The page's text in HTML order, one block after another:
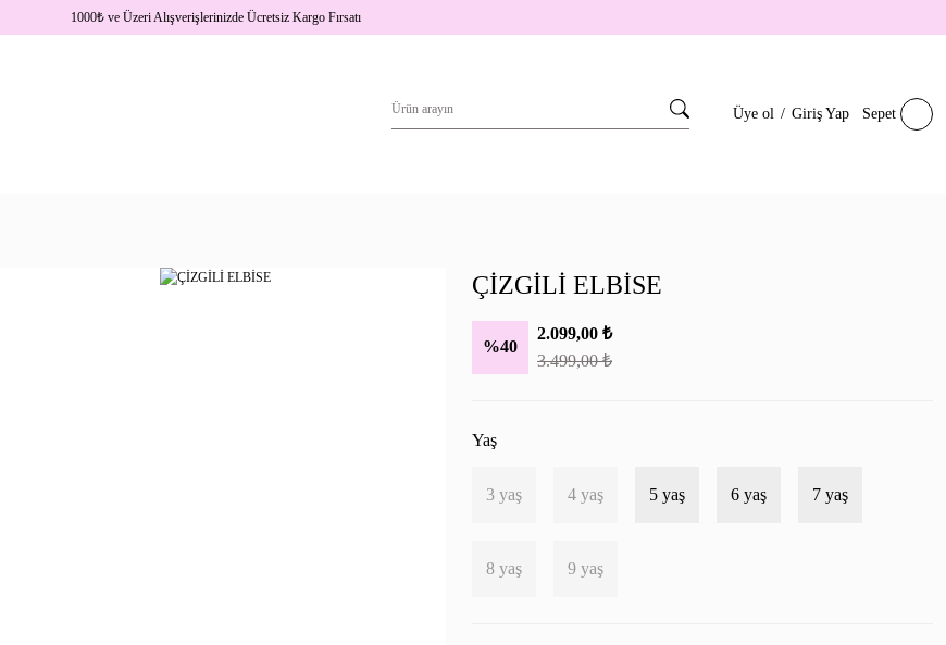
1000₺ve Üzeri Alışverişlerinizde Ücretsiz Kargo Fırsatı
Üye ol / Giriş Yap Sepet
ÇİZGİLİ ELBİSE
%40
2.099,00 ₺
3.499,00₺
Yaş
3 yaş 4 yaş 5 yaş 6 yaş 7 yaş
8 yaş 9 yaş